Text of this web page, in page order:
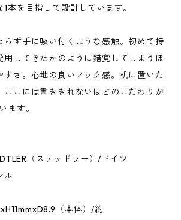
本を目指して設計しています。
らず手に吸い付くような感触。初めて持
用してきたかのように錯覚してしまうほ
すさ。心地の良いノック感。机に置いた
ここには書ききれないほどのこだわりが
ます。
（ステッドラー）/ドイツ
ル
（本体）/約